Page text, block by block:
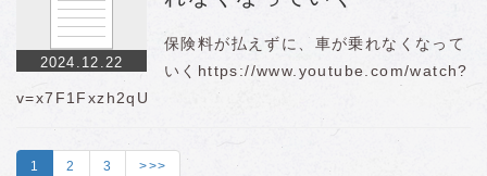
2024.12.22
保険料が払えずに、車が乗れなくなって
いくhttps://www.youtube.com/watch?
v=x7F1Fxzh2qU
1 2 3 >>>